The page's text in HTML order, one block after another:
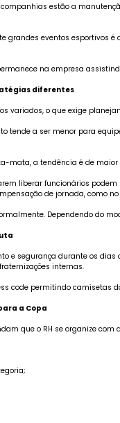
estão a
grandes eventos esportivos
na empresa
diferentes
variados, o que exige
tende a ser menor para
mata, a tendência é de
liberar funcionários
de jornada, como
Dependendo do
e segurança durante os
internas.
code permitindo camisetas
a Copa
que o RH se organize com